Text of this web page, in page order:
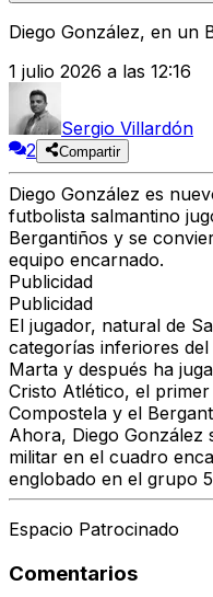
Diego González, en un
1 julio 2026 a las 12:16
Sergio Villardón
2
Compartir
Diego González es
futbolista salmantino
Bergantiños y se
equipo encarnado.
Publicidad
Publicidad
El jugador, natural de
categorías inferiores
Marta y después ha
Cristo Atlético, el
Compostela y el
Ahora, Diego González
militar en el cuadro
englobado en el grupo
Espacio Patrocinado
Comentarios